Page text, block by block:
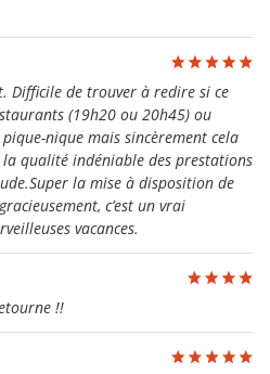
Difficile de trouver à redire si ce
(19h20 ou 20h45) ou
nique mais sincèrement cela
qualité indéniable des prestations
la mise à disposition de
c’est un vrai
vacances.
!!